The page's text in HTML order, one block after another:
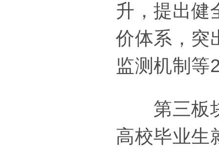
升，提出健
价体系，突
监测机制等
第三板块
高校毕业生